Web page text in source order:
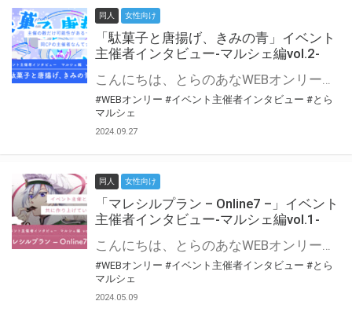
同人 女性向け
「駄菓子と唐揚げ、きみの青」イベント
主催者インタビュー-マルシェ編vol.2-
こんにちは、とらのあなWEBオンリー運営スタッフです。 新たにお届けする、イベント主催者インタビュー-マルシェ編-は、 とらのあなWEBオンリー「マルシェ」をご利用の主催様に 「マルシェ」を使ってイベントを開催した感想や心がけをお聞きする企画です。 今回は、WEBオンリー初開催「駄菓子と唐揚げ、きみの青」より、 主催のぎこ六屋様にお話を伺いました。 協力：ぎこ六屋様／イベント公式Twitter（@krkgwks） とらのあなWEBオンリー「マルシェ」とは？ WEBオンリーでリアルタイムでコミュニケーションがとれるオンライン会場です。
#WEBオンリー #イベント主催者インタビュー #とら
マルシェ
2024.09.27
同人 女性向け
「マレシルプラン – Online7 –」イベント
主催者インタビュー-マルシェ編vol.1-
こんにちは、とらのあなWEBオンリー運営スタッフです。 新たにお届けする、イベント主催者インタビュー-マルシェ編-は、 とらのあなWEBオンリー「マルシェ」をご利用した主催様に 「マルシェ」を使って開催した感想や心がけをお聞きする企画です。 今回は、WEBオンリー開催7回目迎えた「マレシルプラン – Online7 –」より、 主催の玉川うた様にお話を伺いました。 ▼マレシルプランのインタビュー前回記事 「イベント主催者インタビュー vol.6」はこちら 協力：玉川うた様（マレシルプラン実行委員会 代表）／イベント公式Twitter（@mallesil_plan） とらのあなWEBオンリー「マルシェ」とは？ WEBオンリーでリアルタイムでコミュニケーションがとれるオンライン会場です。
#WEBオンリー #イベント主催者インタビュー #とら
マルシェ
2024.05.09